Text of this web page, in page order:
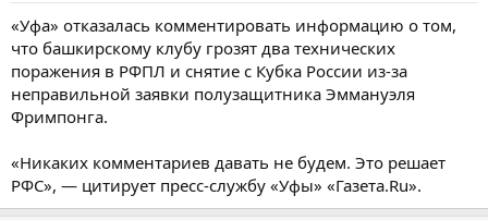
«Уфа» отказалась комментировать информацию о том,
что башкирскому клубу грозят два технических
поражения в РФПЛ и снятие с Кубка России из-за
неправильной заявки полузащитника Эммануэля
Фримпонга.
«Никаких комментариев давать не будем. Это решает
РФС», — цитирует пресс-службу «Уфы» «Газета.Ru».